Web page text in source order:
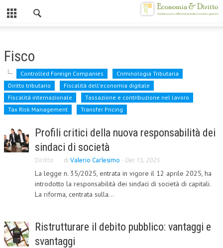
CHI SIAMO
MISSION
CONTATTI
ATTO COSTITUTIVO E STATUTO
ORGANIZZAZIONE
OBIETTIVI
CORSI CE.S.E.D.
Fisco
Controlled Foreign Companies
Criminologia Tributaria
Diritto tributario
Fiscalità dell'economia digitale
Fiscalità internazionale
Tassazione e contribuzione nel lavoro
Tax Risk Management
Transfer Pricing
Profili critici della nuova responsabilità dei
sindaci di società
Diritto di Valerio Carlesimo - Dec 15, 2025
La legge n. 35/2025, entrata in vigore il 12 aprile 2025, ha
introdotto la responsabilità dei sindaci di società di capitali.
La riforma, centrata sulla...
Ristrutturare il debito pubblico: vantaggi e
svantaggi